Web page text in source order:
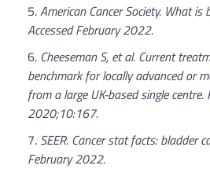
American Cancer Society. What is
Accessed February 2022.
Cheeseman S, et al. Current
benchmark for locally advanced or
from a large UK-based single centre.
2020;10:167.
SEER. Cancer stat facts: bladder
February 2022.